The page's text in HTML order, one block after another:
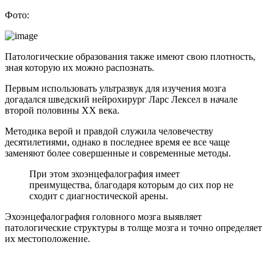
Фото:
Патологические образования также имеют свою плотность,
зная которую их можно распознать.
Первым использовать ультразвук для изучения мозга
догадался шведский нейрохирург Ларс Лексел в начале
второй половины XX века.
Методика верой и правдой служила человечеству
десятилетиями, однако в последнее время ее все чаще
заменяют более совершенные и современные методы.
При этом эхоэнцефалография имеет
преимущества, благодаря которым до сих пор не
сходит с диагностической арены.
Эхоэнцефалография головного мозга выявляет
патологические структуры в толще мозга и точно определяет
их местоположение.